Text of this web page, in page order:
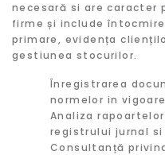
necesară si are caracter
firme și include
primare, evidența
gestiunea stocurilor.
Înregistrarea
normelor in
Analiza
registrului jurnal
Consultanță